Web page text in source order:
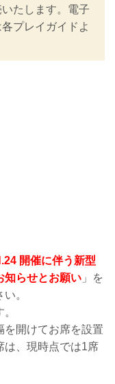
組みを行いますので
便をおかけいたしま
場・ご観戦いただけ
いりますので、何卒ご
よろしくお願いいた
たします。電子
プレイガイドよ
開催に伴う新型
知らせとお願い 」を
。
開けてお席を設置
は、現時点では1席